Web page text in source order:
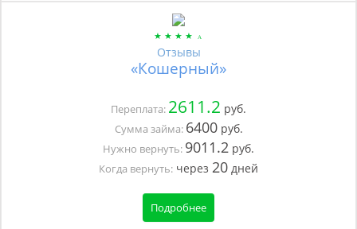
Отзывы
«Кошерный»
Переплата: 2611.2 руб.
Сумма займа: 6400руб.
Нужно вернуть: 9011.2 руб.
Когда вернуть: через 20 дней
Подробнее